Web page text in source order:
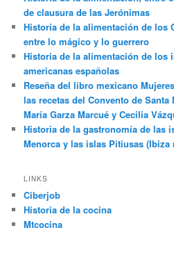
de clausura de las Jerónimas
Historia de la alimentación de los
entre lo mágico y lo guerrero
Historia de la alimentación de los
americanas españolas
Reseña del libro mexicano
las recetas del Convento de Santa
María Garza Marcué y Cecilia
Historia de la gastronomía de las
Menorca y las islas Pitiusas (Ibiza
LINKS
Ciberjob
Historia de la cocina
Mtcocina